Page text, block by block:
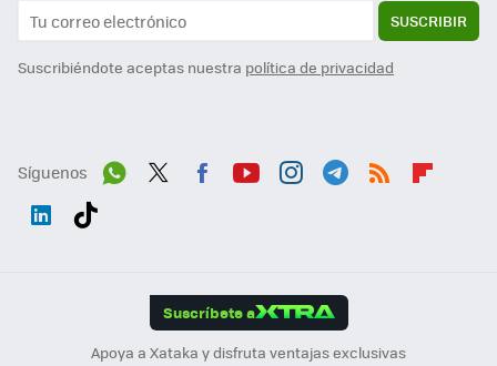
SUSCRIBIR
Suscribiéndote aceptas nuestra política de privacidad
Síguenos
Suscríbete a
Apoya a Xataka y disfruta ventajas exclusivas